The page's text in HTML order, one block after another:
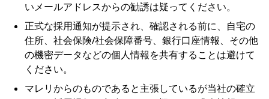
いメールアドレスからの勧誘は疑ってください。
正式な採用通知が提示され、確認される前に、自宅の
住所、社会保険/社会保障番号、銀行口座情報、その他
の機密データなどの個人情報を共有することは避けて
ください。
マレリからのものであると主張しているが当社の確立